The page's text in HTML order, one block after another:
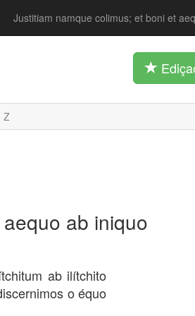
Justitiam namque colimus; et boni et
Z
ab iniquo
ab ilítchito
o équo